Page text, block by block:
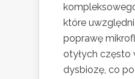
które
poprawę
otyłych często
dysbiozę, co